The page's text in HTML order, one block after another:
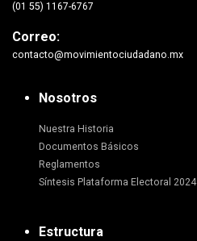
(01 55) 1167-6767
Correo:
contacto@movimientociudadano.mx
Nosotros
Nuestra Historia
Documentos Básicos
Reglamentos
Síntesis Plataforma Electoral 2024
Estructura